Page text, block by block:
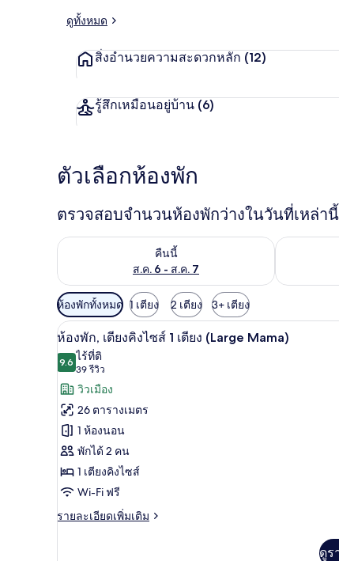
ดูทั้งหมด
สิ่งอำนวยความสะดวกหลัก (12)
รู้สึกเหมือนอยู่บ้าน (6)
ตัวเลือกห้องพัก
ตรวจสอบจำนวนห้องพักว่างในวันที่เหล่านี้
คืนนี้
ส.ค. 6 - ส.ค. 7
ตรวจสอบจำนวนห้องพักว่างในคืนนี้ ส.ค. 6 - ส.ค. 7
ตรวจสอบจ
ตัว
กรอง
ที่
มี
ให้
สำหรับ
ห้อง
พัก
ห้องพักทั้งหมด 1 เตียง 2 เตียง 3+ เตียง
เปิด
ภาพถ่าย
ทั้งหมด
ของ
ห้อง
พัก,
เตียง
คิง
ไซส์
ห้องพัก, เตียงคิงไซส์ 1 เตี
10
ห้องพัก, เตียงคิงไซส์ 1 เตียง (Large Mama)
9.69.6 จาก 10
ไร้ที่ติ
39 รีวิว
(39
รีวิว)
วิวเมือง
26 ตารางเมตร
1 ห้องนอน
พักได้ 2 คน
1 เตียงคิงไซส์
Wi-Fi ฟรี
รายละเอียดเพิ่มเติม
ราย
ดูร